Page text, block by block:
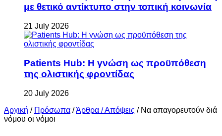
με θετικό αντίκτυπο στην τοπική κοινωνία
21 July 2026
Patients Hub: Η γνώση ως προϋπόθεση
της ολιστικής φροντίδας
20 July 2026
Αρχική / Πρόσωπα /Άρθρα / Απόψεις / Να απαγορευτούν διά
νόμου οι νόμοι